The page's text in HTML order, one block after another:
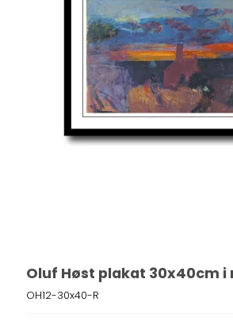
Oluf Høst plakat 30x40cm i
OH12-30x40-R